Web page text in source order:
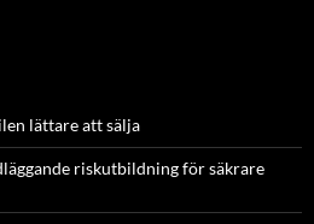
lättare att sälja
riskutbildning för säkrare